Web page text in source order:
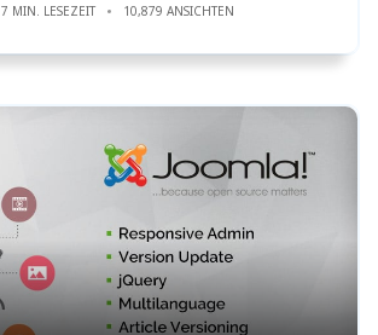
7 MIN. LESEZEIT 10,879 ANSICHTEN